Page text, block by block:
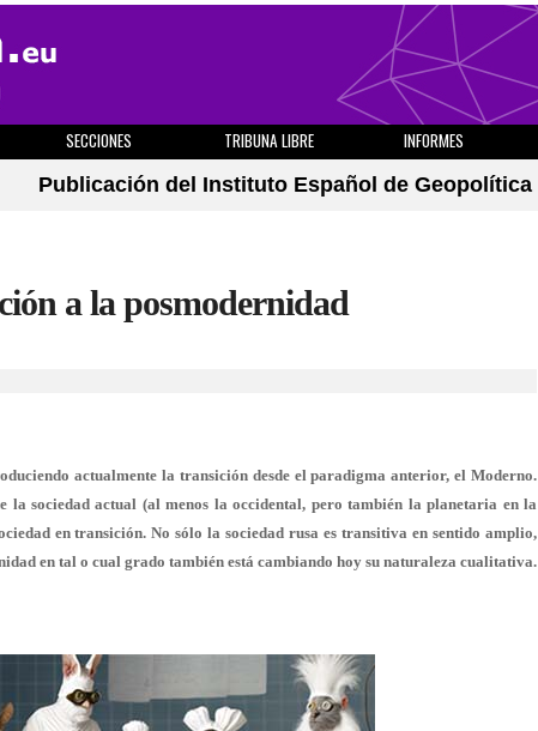
SECCIONES TRIBUNA LIBRE INFORMES
Publicación del Instituto Español de Geopolítica
a la posmodernidad
actualmente la transición desde el paradigma anterior, el Moderno.
sociedad actual (al menos la occidental, pero también la planetaria en la
en transición. No sólo la sociedad rusa es transitiva en sentido amplio,
en tal o cual grado también está cambiando hoy su naturaleza cualitativa.